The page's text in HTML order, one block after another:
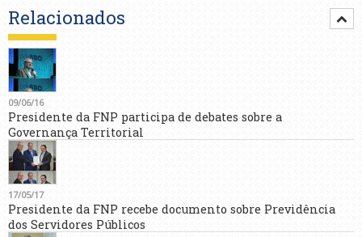
Relacionados
09/06/16
Presidente da FNP participa de debates sobre a
Governança Territorial
17/05/17
Presidente da FNP recebe documento sobre Previdência
dos Servidores Públicos